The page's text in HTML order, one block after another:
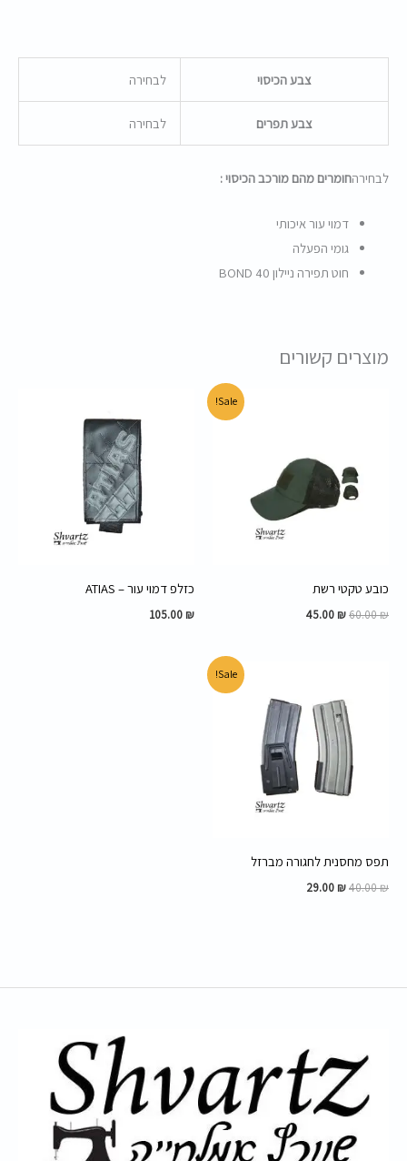
צבע הכיסוי לבחירה
צבע תפרים לבחירה
לבחירהחומרים מהם מורכב הכיסוי :
דמוי עור איכותי
גומי הפעלה
חוט תפירה ניילון BOND 40
מוצרים קשורים
Sale!
כובע טקטי רשת
60.00₪
45.00 ₪
כזלפ דמוי עור – ATIAS
105.00 ₪
Sale!
תפס מחסנית לחגורה מברזל
40.00₪
היה:
40.00 ₪.
29.00 ₪
הוא:
29.00 ₪.